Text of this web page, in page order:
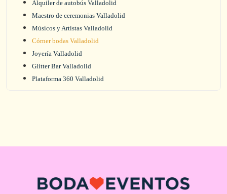
Alquiler de autobús Valladolid
Maestro de ceremonias Valladolid
Músicos y Artistas Valladolid
Córner bodas Valladolid
Joyería Valladolid
Glitter Bar Valladolid
Plataforma 360 Valladolid